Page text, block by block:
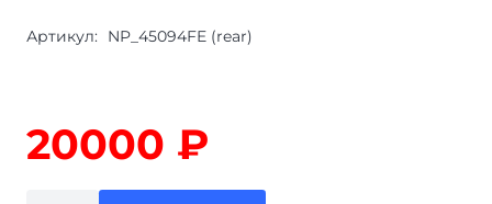
Артикул: NP_45094FE (rear)
20000 ₽